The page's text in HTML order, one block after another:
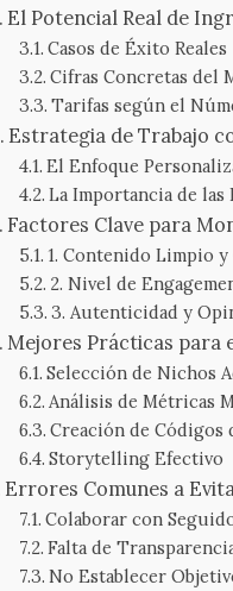
El Potencial Real de
Casos de Éxito Reales
Cifras Concretas del
Tarifas según el
Estrategia de Trabajo
El Enfoque
La Importancia de las
Factores Clave para
1. Contenido Limpio y
2. Nivel de
3. Autenticidad y
Mejores Prácticas para
Selección de Nichos
Análisis de Métricas
Creación de Códigos
Storytelling Efectivo
Errores Comunes a
Colaborar con
Falta de
No Establecer